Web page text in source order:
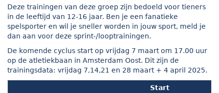
Deze trainingen van deze groep zijn bedoeld voor tieners
in de leeftijd van 12-16 jaar. Ben je een fanatieke
spelsporter en wil je sneller worden in jouw sport, meld je
dan aan voor deze sprint-/looptrainingen.
De komende cyclus start op vrijdag 7 maart om 17.00 uur
op de atletiekbaan in Amsterdam Oost. Dit zijn de
trainingsdata: vrijdag 7,14,21 en 28 maart + 4 april 2025.
Start